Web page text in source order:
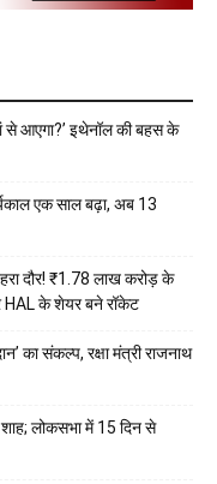
से आएगा?’ इथेनॉल की बहस के
एक साल बढ़ा, अब 13
दौर! ₹1.78 लाख करोड़ के
HAL के शेयर बने रॉकेट
का संकल्प, रक्षा मंत्री राजनाथ
लोकसभा में 15 दिन से